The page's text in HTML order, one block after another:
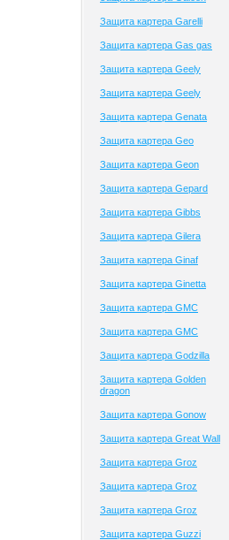
Защита картера Garelli
Защита картера Gas gas
Защита картера Geely
Защита картера Geely
Защита картера Genata
Защита картера Geo
Защита картера Geon
Защита картера Gepard
Защита картера Gibbs
Защита картера Gilera
Защита картера Ginaf
Защита картера Ginetta
Защита картера GMC
Защита картера GMC
Защита картера Godzilla
Защита картера Golden
dragon
Защита картера Gonow
Защита картера Great Wall
Защита картера Groz
Защита картера Groz
Защита картера Groz
Защита картера Guzzi